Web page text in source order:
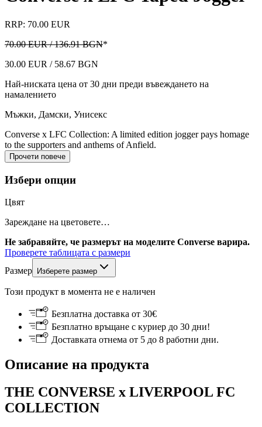
RRP: 70.00 EUR
70.00 EUR / 136.91 BGN*
30.00 EUR / 58.67 BGN
Най-ниската цена от 30 дни преди въвеждането на
намалението
Мъжки, Дамски, Унисекс
Converse x LFC Collection: A limited edition jogger pays homage
to the supporters and anthems of Anfield.
Прочети повече
Избери опции
Цвят
Зареждане на цветовете…
Не забравяйте, че размерът на моделите Converse варира.
Проверете таблицата с размери
Размер
Изберете размер
Този продукт в момента не е наличен
Безплатна доставка от 30€
Безплатно връщане с куриер до 30 дни!
Доставката отнема от 5 до 8 работни дни.
Описание на продукта
THE CONVERSE x LIVERPOOL FC
COLLECTION